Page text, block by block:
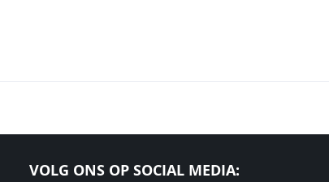
VOLG ONS OP SOCIAL MEDIA: